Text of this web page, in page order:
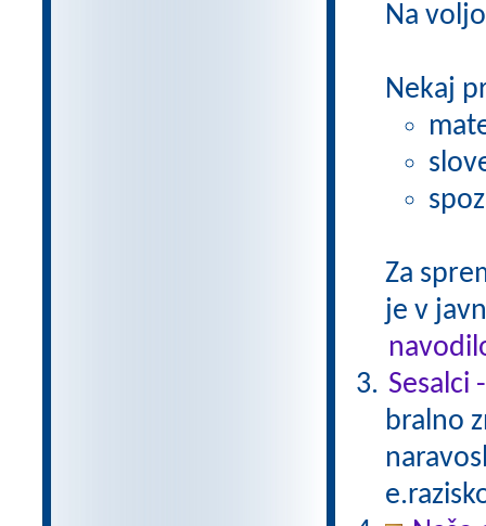
Na
Nekaj
Za
je v
Sesalci
bralno